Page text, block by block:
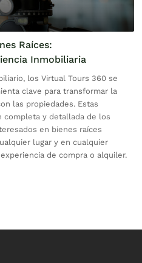
Raíces:
Inmobiliaria
los Virtual Tours 360 se
clave para transformar la
las propiedades. Estas
completa y detallada de los
en bienes raíces
lugar y en cualquier
de compra o alquiler.